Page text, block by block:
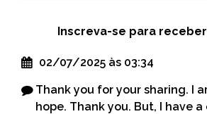
Inscreva-se para receber
02/07/2025 às 03:34
Thank you for your sharing. I
hope. Thank you. But, I have